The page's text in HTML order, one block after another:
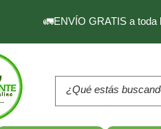
🚛ENVÍO GRATIS a toda